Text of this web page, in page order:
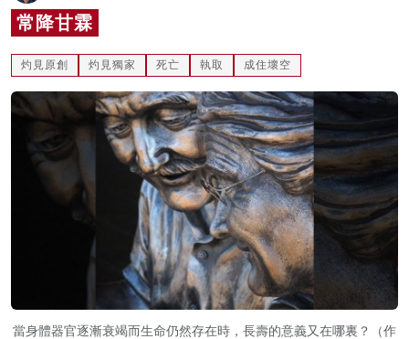
名家榜
灼見活動
關於我們
常降甘霖
灼見原創 灼見獨家 死亡 執取 成住壞空
當身體器官逐漸衰竭而生命仍然存在時，長壽的意義又在哪裏？（作